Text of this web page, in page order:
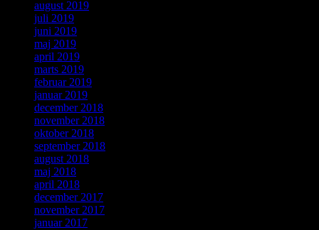
august 2019
juli 2019
juni 2019
maj 2019
april 2019
marts 2019
februar 2019
januar 2019
december 2018
november 2018
oktober 2018
september 2018
august 2018
maj 2018
april 2018
december 2017
november 2017
januar 2017